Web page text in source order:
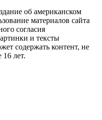
об американском
материалов cайта
согласия
и тексты
содержать контент, не
лет.